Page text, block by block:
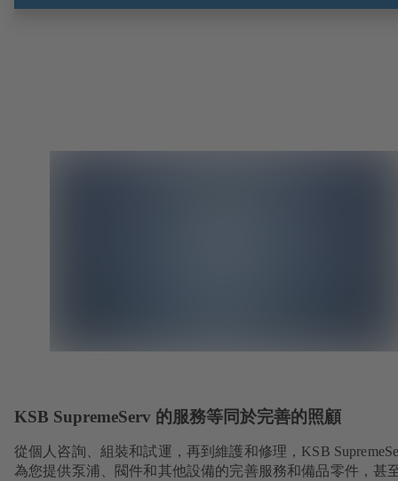
KSB SupremeServ 的服務等同於完善的照顧
從個人咨詢、組裝和試運，再到維護和修理，KSB
為您提供泵浦、閥件和其他設備的完善服務和備品零件，甚